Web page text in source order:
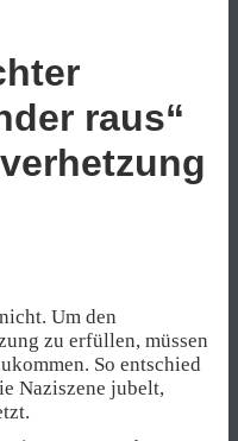
raus“
Um den
zu erfüllen, müssen
So entschied
Naziszene jubelt,